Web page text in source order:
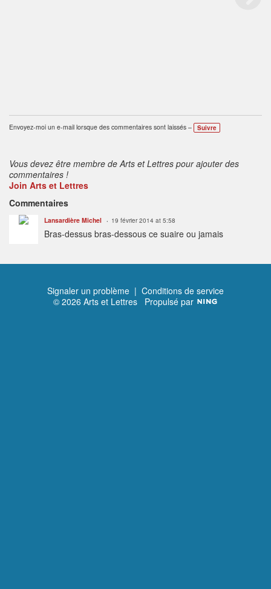
Envoyez-moi un e-mail lorsque des commentaires sont laissés – Suivre
Vous devez être membre de Arts et Lettres pour ajouter des
commentaires !
Join Arts et Lettres
Commentaires
Lansardière Michel 19 février 2014 at 5:58
Bras-dessus bras-dessous ce suaire ou jamais
Signaler un problème | Conditions de service
© 2026 Arts et Lettres Propulsé par